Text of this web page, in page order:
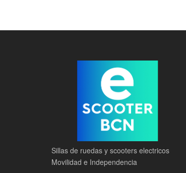
Sillas de ruedas y scooters electricos
Movilidad e Independencia